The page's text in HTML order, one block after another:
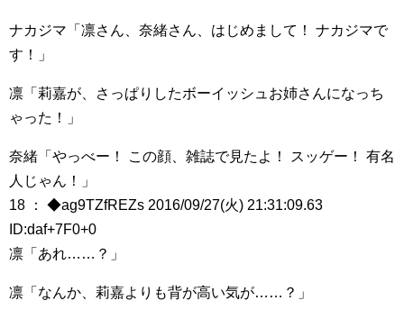
ナカジマ「凛さん、奈緒さん、はじめまして！ ナカジマで
す！」
凛「莉嘉が、さっぱりしたボーイッシュお姉さんになっち
ゃった！」
奈緒「やっべー！ この顔、雑誌で見たよ！ スッゲー！ 有名
人じゃん！」
18 ： ◆ag9TZfREZs 2016/09/27(火) 21:31:09.63
ID:daf+7F0+0
凛「あれ……？」
凛「なんか、莉嘉よりも背が高い気が……？」